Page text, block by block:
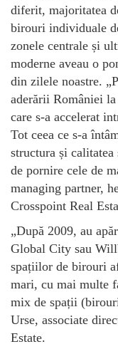
diferit, majoritatea
birouri individuale
zonele centrale și
moderne aveau o
din zilele noastre.
aderării României
care s-a accelerat
Tot ceea ce s-a
structura și
de pornire cele de
managing partner,
Crosspoint Real
„După 2009, au
Global City sau
spațiilor de birouri
mari, cu mai multe
mix de spații
Urse, associate
Estate.